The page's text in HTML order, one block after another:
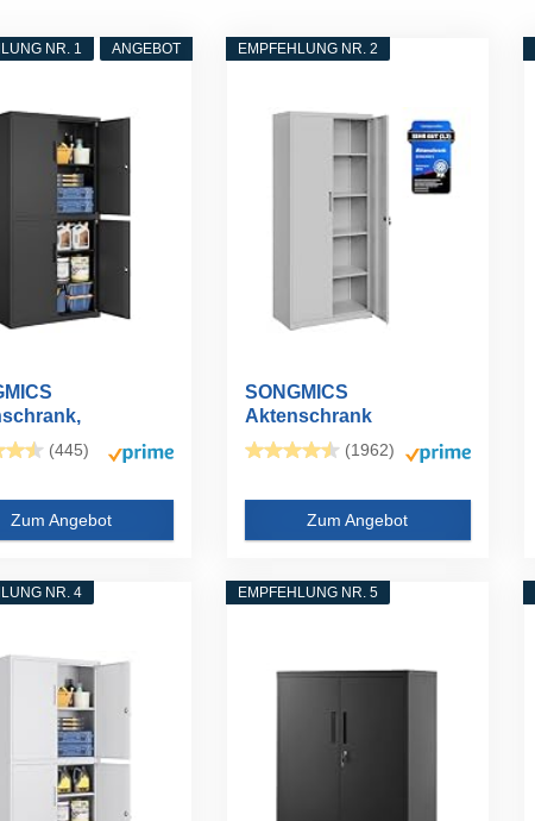
ANGEBOT
NR. 1
(445)
Zum Angebot
EMPFEHLUNG NR. 2
SONGMICS
Aktenschrank
Mehrzweckschrank 5
Ebenen...
(1962)
Zum Angebot
NR. 4 EMPFEHLUNG NR. 5